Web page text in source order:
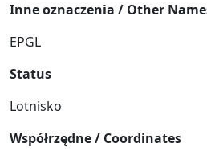
Inne oznaczenia / Other
EPGL
Status
Lotnisko
Współrzędne / Coordinates